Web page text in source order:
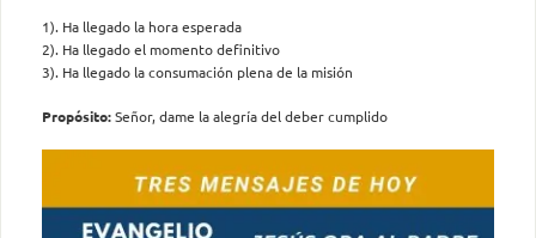
1). Ha llegado la hora esperada
2). Ha llegado el momento definitivo
3). Ha llegado la consumación plena de la misión
Propósito:Señor, dame la alegría del deber cumplido